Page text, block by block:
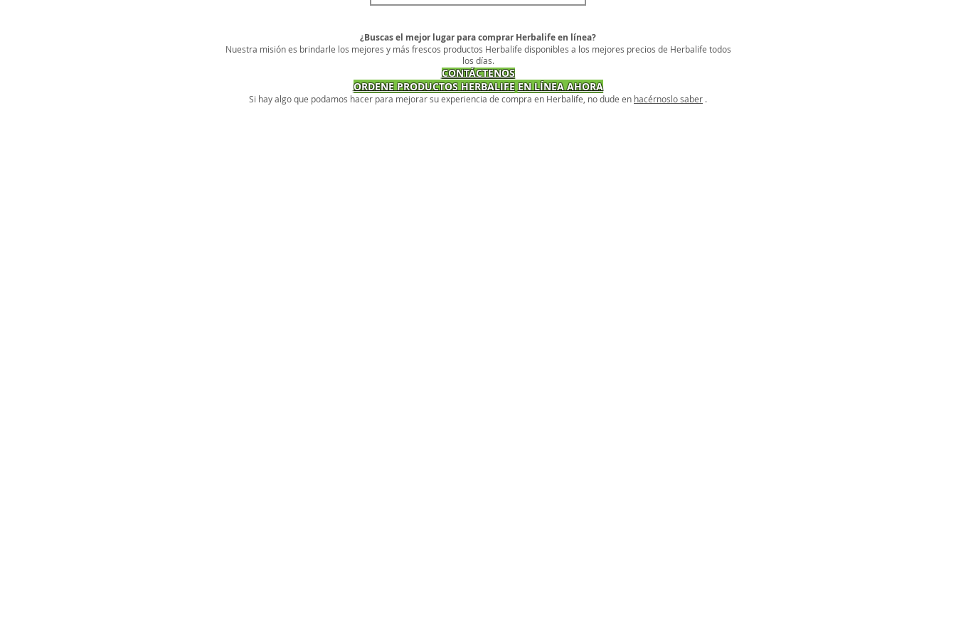
¿Buscas el mejor lugar para comprar Herbalife en línea?
Nuestra misión es brindarle los mejores y más frescos productos Herbalife disponibles a los mejores precios de Herbalife todos
los días.
CONTÁCTENOS
ORDENE PRODUCTOS HERBALIFE EN LÍNEA AHORA
Si hay algo que podamos hacer para mejorar su experiencia de compra en Herbalife, no dude en hacérnoslo saber .